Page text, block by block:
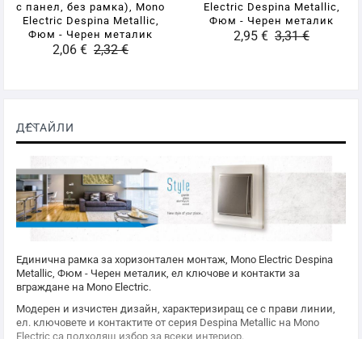
с панел, без рамка), Mono
Electric Despina Metallic,
Фюм - Черен металик
2,06 € 2,32 €
Electric Despina Metallic,
Фюм - Черен металик
2,95 € 3,31 €
ДЕТАЙЛИ
Единична рамка за хоризонтален монтаж, Mono Electric Despina
Metallic, Фюм - Черен металик, ел ключове и контакти за
вграждане на Mono Electric.
Модерен и изчистен дизайн, характеризиращ се с прави линии,
ел. ключовете и контактите от серия Despina Metallic на Mono
Electric са подходящ избор за всеки интериор.